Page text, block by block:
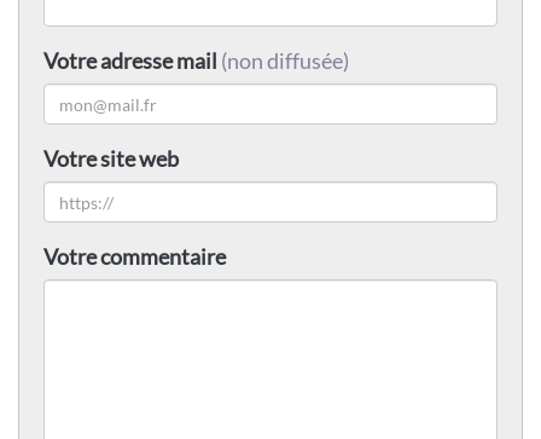
Votre adresse mail (non diffusée)
Votre site web
Votre commentaire